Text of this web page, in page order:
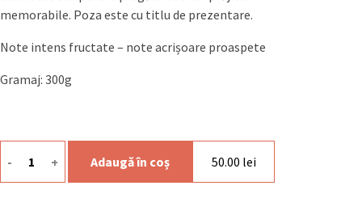
memorabile. Poza este cu titlu de prezentare.
Note intens fructate – note acrișoare proaspete
Gramaj: 300g
Cantitate Choco Chips Ruby
- + Adaugă în coș 50.00 lei